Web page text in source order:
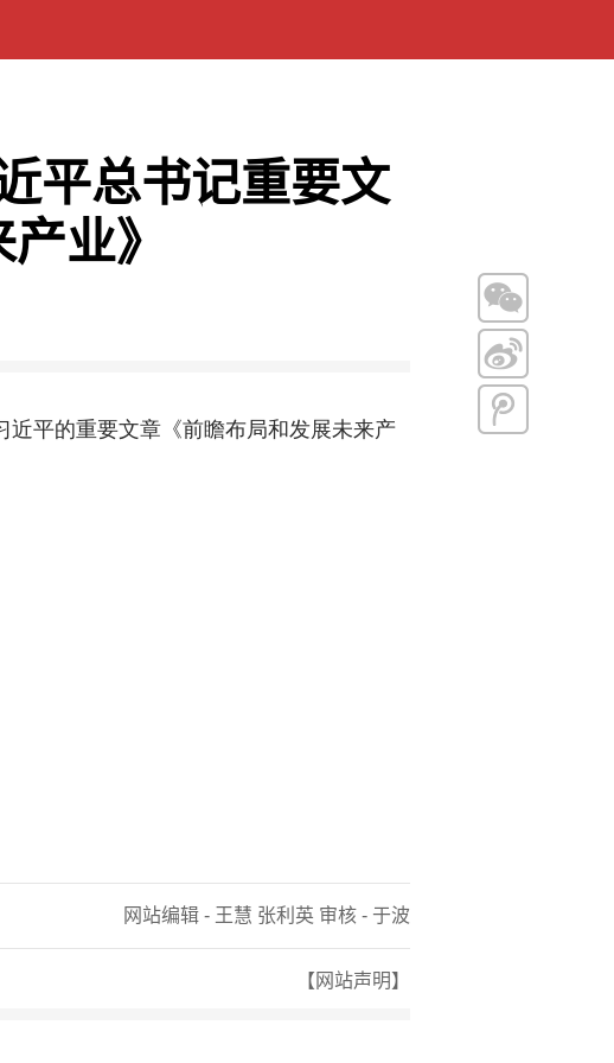
平总书记重要文
业》
平的重要文章《前瞻布局和发展未来产
网站编辑 - 王慧 张利英 审核 - 于波
【网站声明】